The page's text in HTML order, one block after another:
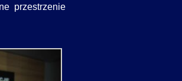
przestrzenie